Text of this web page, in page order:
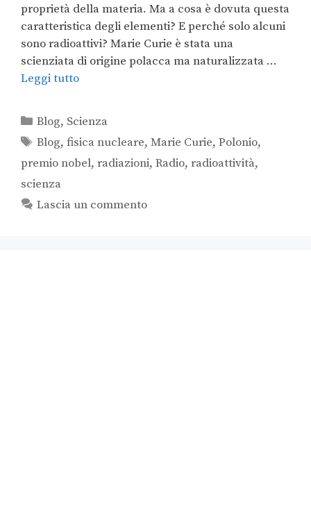
proprietà della materia. Ma a cosa è dovuta questa
caratteristica degli elementi? E perché solo alcuni
sono radioattivi? Marie Curie è stata una
scienziata di origine polacca ma naturalizzata …
Leggi tutto
Blog, Scienza
Blog,fisica nucleare,Marie Curie,Polonio,
premio nobel, radiazioni, Radio, radioattività,
scienza
Lascia un commento